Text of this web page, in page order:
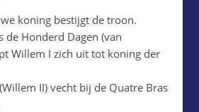
koning bestijgt de troon.
de Honderd Dagen (van
Willem I zich uit tot koning der
II) vecht bij de Quatre Bras